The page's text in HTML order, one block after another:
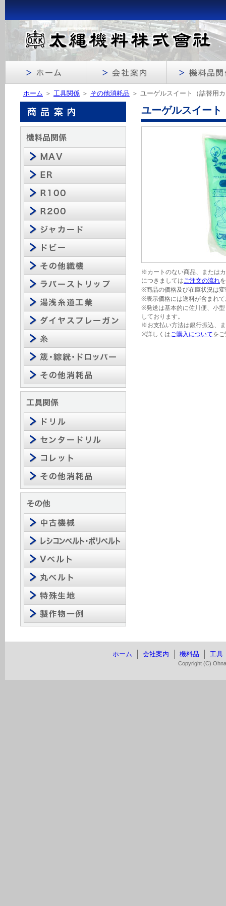
ホーム ＞ 工具関係 ＞ その他消耗品 ＞ ユーゲルスイート（詰替用
ユーゲルスイート
※カートのない商品、または
につきましてはご注文の流れ
※商品の価格及び在庫状況は
※表示価格には送料が含まれ
※発送は基本的に佐川便、小
しております。
※お支払い方法は銀行振込、
※詳しくはご購入についてを
ホーム 会社案内 機料品 工具
Copyright (C)